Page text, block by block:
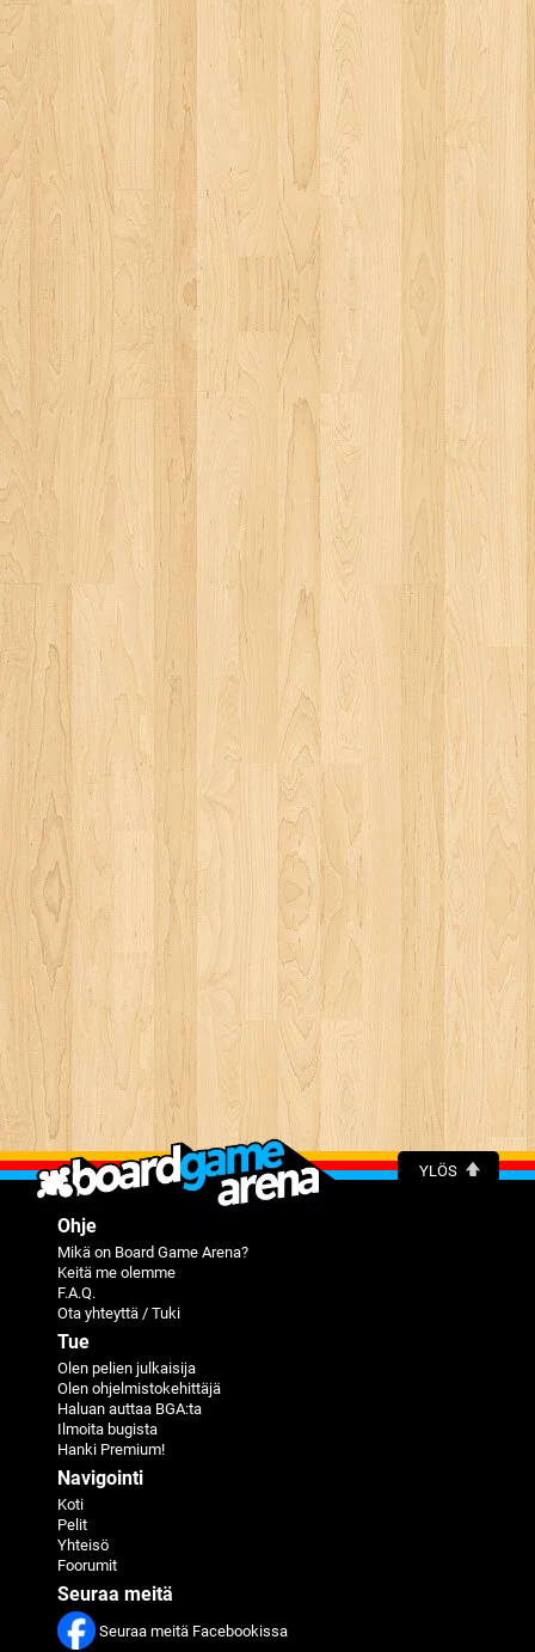
YLÖS
Ohje
Mikä on Board Game Arena?
Keitä me olemme
F.A.Q.
Ota yhteyttä / Tuki
Tue
Olen pelien julkaisija
Olen ohjelmistokehittäjä
Haluan auttaa BGA:ta
Ilmoita bugista
Hanki Premium!
Navigointi
Koti
Pelit
Yhteisö
Foorumit
Seuraa meitä
Seuraa meitä Facebookissa